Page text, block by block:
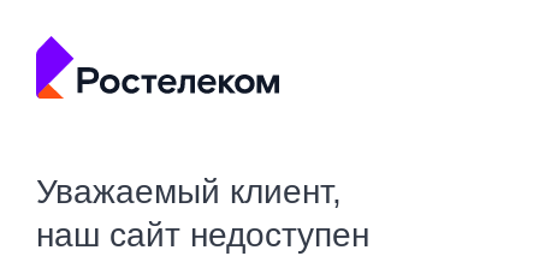
Уважаемый клиент,
наш сайт недоступен